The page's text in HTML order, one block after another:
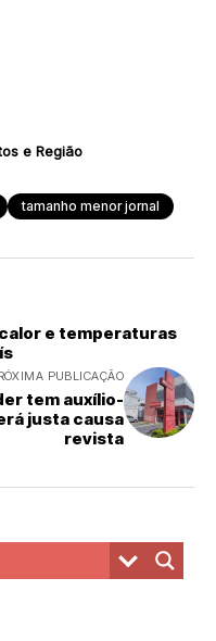
e Região
tamanho menor jornal
e temperaturas
PUBLICAÇÃO
tem auxílio-
justa causa
revista